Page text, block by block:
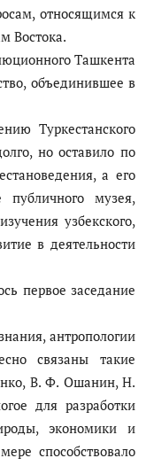
относящимся к
Востока.
Ташкента
объединившее в
Туркестанского
но оставило по
а его
музея,
узбекского,
в деятельности
первое заседание
антропологии
связаны такие
В. Ф. Ошанин, Н.
для разработки
экономики и
способствовало